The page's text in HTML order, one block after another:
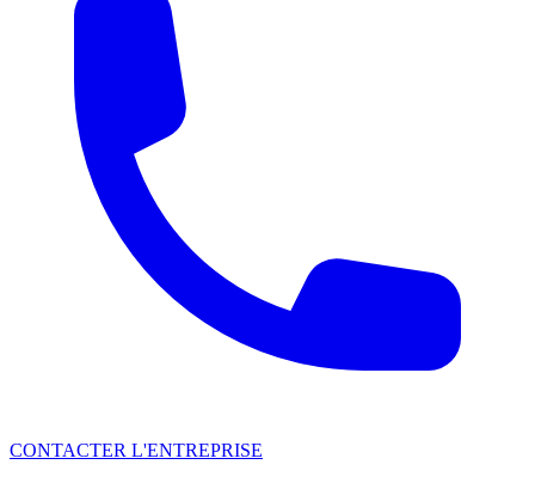
CONTACTER L'ENTREPRISE